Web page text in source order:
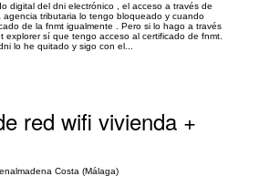
digital del dni electrónico , el acceso a través de
agencia tributaria lo tengo bloqueado y cuando
de la fnmt igualmente . Pero si lo hago a través
explorer sí que tengo acceso al certificado de fnmt.
lo he quitado y sigo con el...
red wifi vivienda +
Costa (Málaga)